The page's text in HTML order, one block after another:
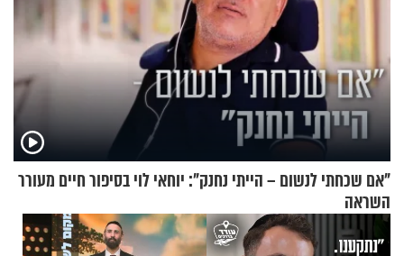
"אם שכחתי לנשום – הייתי נחנק": יוחאי לוי בסיפור חיים מעורר
השראה